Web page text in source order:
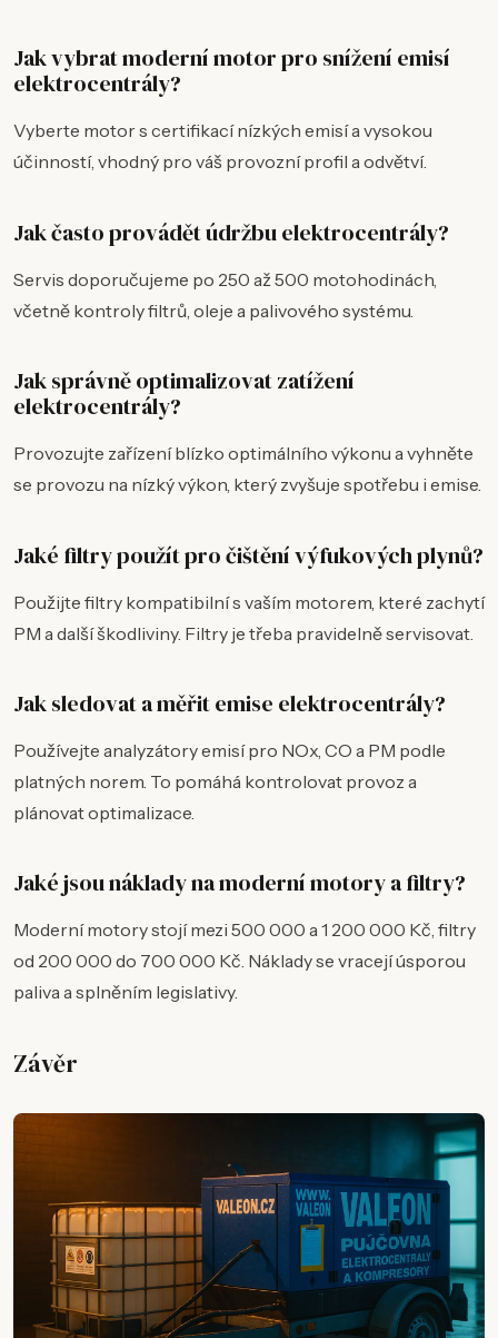
Jak vybrat moderní motor pro snížení emisí
elektrocentrály?
Vyberte motor s certifikací nízkých emisí a vysokou
účinností, vhodný pro váš provozní profil a odvětví.
Jak často provádět údržbu elektrocentrály?
Servis doporučujeme po 250 až 500 motohodinách,
včetně kontroly filtrů, oleje a palivového systému.
Jak správně optimalizovat zatížení
elektrocentrály?
Provozujte zařízení blízko optimálního výkonu a vyhněte
se provozu na nízký výkon, který zvyšuje spotřebu i emise.
Jaké filtry použít pro čištění výfukových plynů?
Použijte filtry kompatibilní s vaším motorem, které zachytí
PM a další škodliviny. Filtry je třeba pravidelně servisovat.
Jak sledovat a měřit emise elektrocentrály?
Používejte analyzátory emisí pro NOx, CO a PM podle
platných norem. To pomáhá kontrolovat provoz a
plánovat optimalizace.
Jaké jsou náklady na moderní motory a filtry?
Moderní motory stojí mezi 500 000 a 1 200 000 Kč, filtry
od 200 000 do 700 000 Kč. Náklady se vracejí úsporou
paliva a splněním legislativy.
Závěr